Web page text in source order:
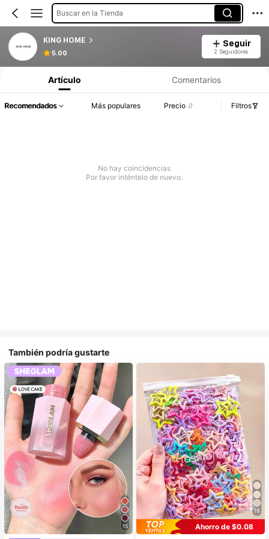
Buscar en la Tienda
KING HOME
5.00
Seguir
2 Seguidores
Artículo Comentarios
Recomendados Más populares Precio Filtros
No hay coincidencias
Por favor inténtelo de nuevo.
También podría gustarte
15
16
Ahorro de $0.08